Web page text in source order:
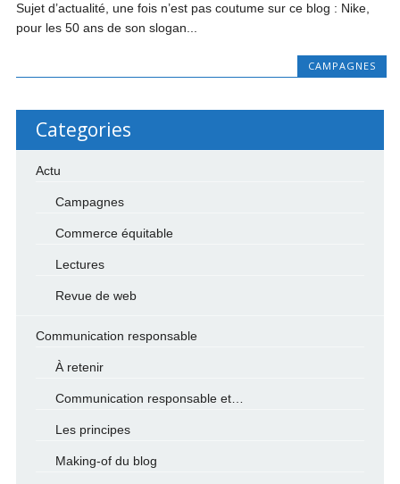
Sujet d’actualité, une fois n’est pas coutume sur ce blog : Nike,
pour les 50 ans de son slogan...
CAMPAGNES
Categories
Actu
Campagnes
Commerce équitable
Lectures
Revue de web
Communication responsable
À retenir
Communication responsable et…
Les principes
Making-of du blog